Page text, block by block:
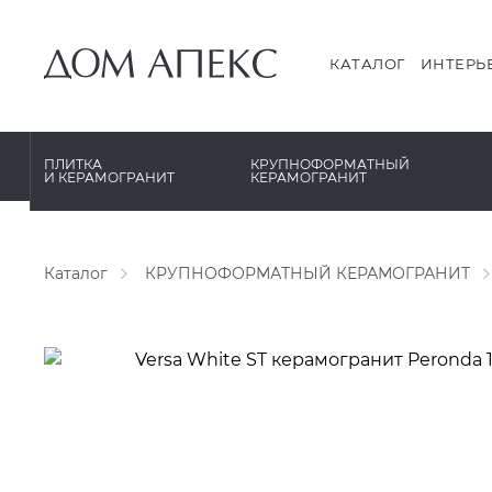
КАТАЛОГ
ПЛИТКА
И КЕРАМОГРАНИТ
PORCELANOSA
УРАЛЬСКИЙ ГРАНИТ
КРУПНОФОРМАТНЫЙ
КЕРАМОГРАНИТ
XXL Pamesa
Каталог КРУПНОФОРМАТНЫЙ КЕРАМОГРАНИТ